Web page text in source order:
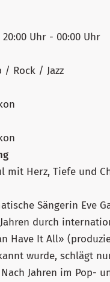
20:00 Uhr - 00:00 Uhr
/ Rock / Jazz
mit Herz, Tiefe und
Sängerin Eve
durch
Have It All»
wurde, schlägt
Jahren im Pop-